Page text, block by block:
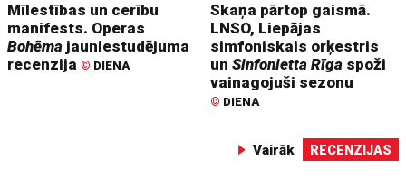
Mīlestības un cerību
manifests. Operas
Bohēma jauniestudējuma
recenzija © DIENA
Skaņa pārtop gaismā.
LNSO, Liepājas
simfoniskais orķestris
unSinfonietta Rīga spoži
vainagojuši sezonu
© DIENA
Vairāk RECENZIJAS